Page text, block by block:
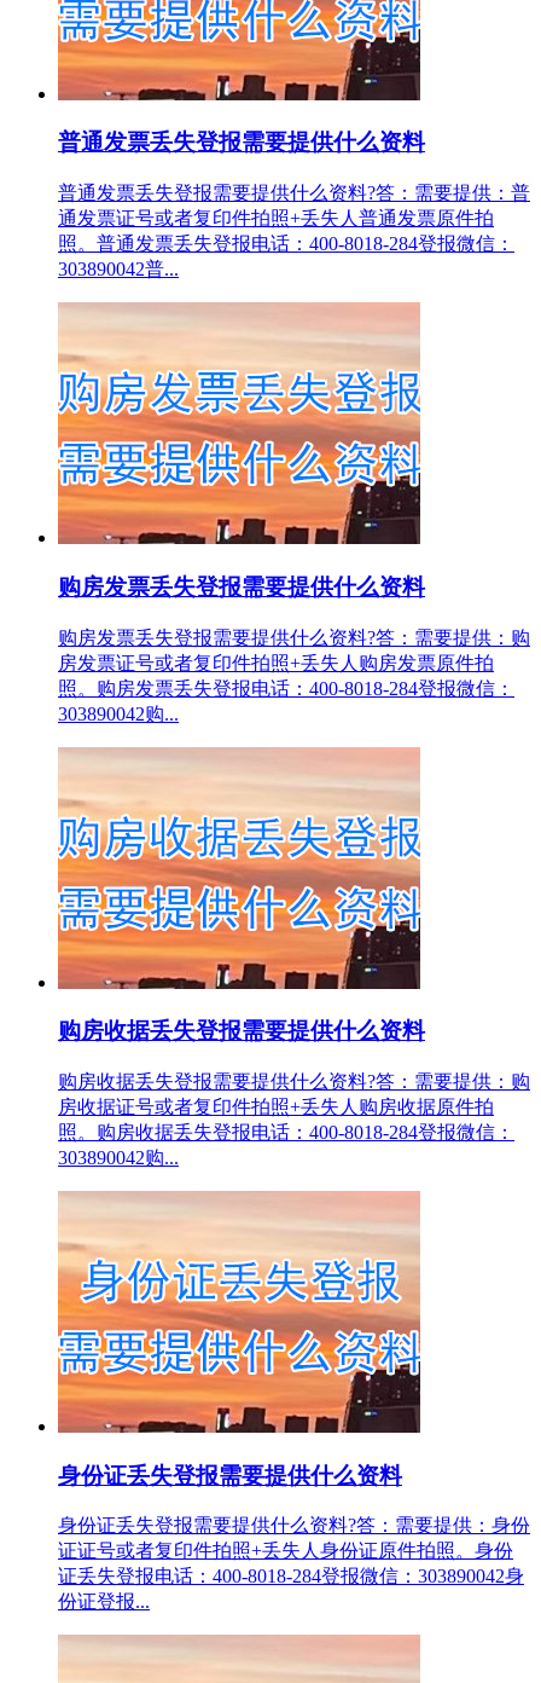
普通发票丢失登报需要提供什么资料
普通发票丢失登报需要提供什么资料?答：需要提供：普
通发票证号或者复印件拍照+丢失人普通发票原件拍
照。普通发票丢失登报电话：400-8018-284登报微信：
303890042普...
购房发票丢失登报需要提供什么资料
购房发票丢失登报需要提供什么资料?答：需要提供：购
房发票证号或者复印件拍照+丢失人购房发票原件拍
照。购房发票丢失登报电话：400-8018-284登报微信：
303890042购...
购房收据丢失登报需要提供什么资料
购房收据丢失登报需要提供什么资料?答：需要提供：购
房收据证号或者复印件拍照+丢失人购房收据原件拍
照。购房收据丢失登报电话：400-8018-284登报微信：
303890042购...
身份证丢失登报需要提供什么资料
身份证丢失登报需要提供什么资料?答：需要提供：身份
证证号或者复印件拍照+丢失人身份证原件拍照。身份
证丢失登报电话：400-8018-284登报微信：303890042身
份证登报...